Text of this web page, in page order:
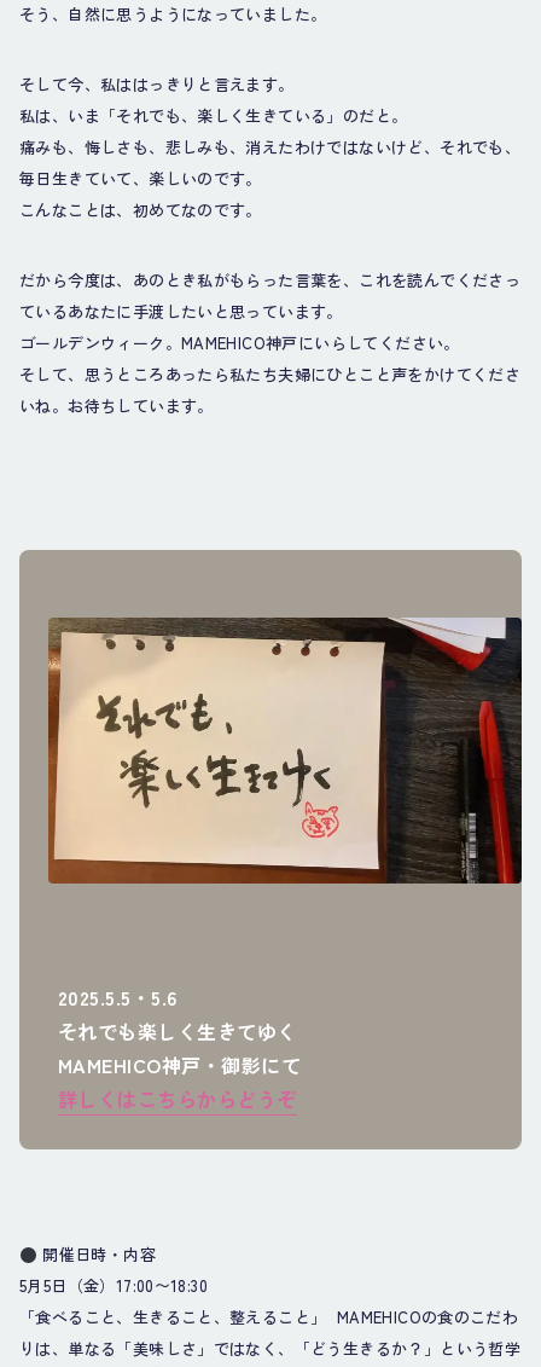
そう、自然に思うようになっていました。
そして今、私ははっきりと言えます。
私は、いま「それでも、楽しく生きている」のだと。
痛みも、悔しさも、悲しみも、消えたわけではないけど、それでも、
毎日生きていて、楽しいのです。
こんなことは、初めてなのです。
だから今度は、あのとき私がもらった言葉を、これを読んでくださっ
ているあなたに手渡したいと思っています。
ゴールデンウィーク。MAMEHICO神戸にいらしてください。
そして、思うところあったら私たち夫婦にひとこと声をかけてくださ
いね。お待ちしています。
2025.5.5・5.6
それでも楽しく生きてゆく
MAMEHICO神戸・御影にて
詳しくはこちらからどうぞ
開催日時・内容
5月5日（金）17:00〜18:30
「食べること、生きること、整えること」 MAMEHICOの食のこだわ
りは、単なる「美味しさ」ではなく、「どう生きるか？」という哲学